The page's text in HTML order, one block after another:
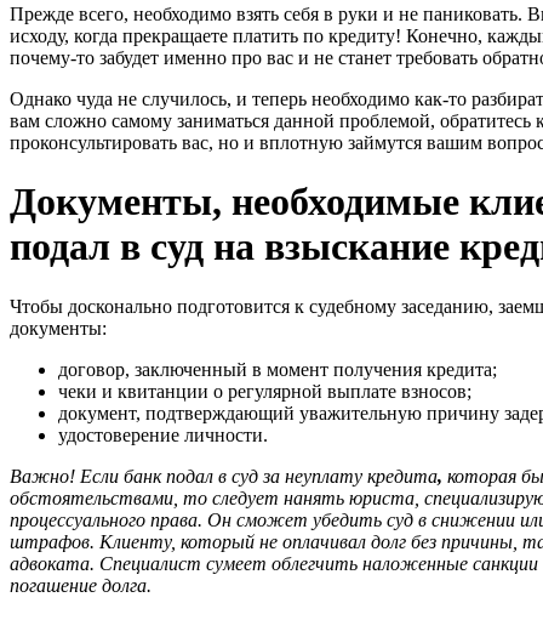
Прежде всего, необходимо взять себя в руки и не
исходу, когда прекращаете платить по кредиту! Конечно,
почему-то забудет именно про вас и не станет требовать
Однако чуда не случилось, и теперь необходимо как-то
вам сложно самому заниматься данной проблемой, обратитесь
проконсультировать вас, но и вплотную займутся вашим
Документы, необходимые
подал в суд на взыскание
Чтобы досконально подготовится к судебному заседанию,
документы:
договор, заключенный в момент получения кредита;
чеки и квитанции о регулярной выплате взносов;
документ, подтверждающий уважительную причину
удостоверение личности.
Важно! Если банк подал в суд за неуплату кредита, которая
обстоятельствами, то следует нанять юриста,
процессуального права. Он сможет убедить суд в снижении
штрафов. Клиенту, который не оплачивал долг без причины,
адвоката. Специалист сумеет облегчить наложенные
погашение долга.